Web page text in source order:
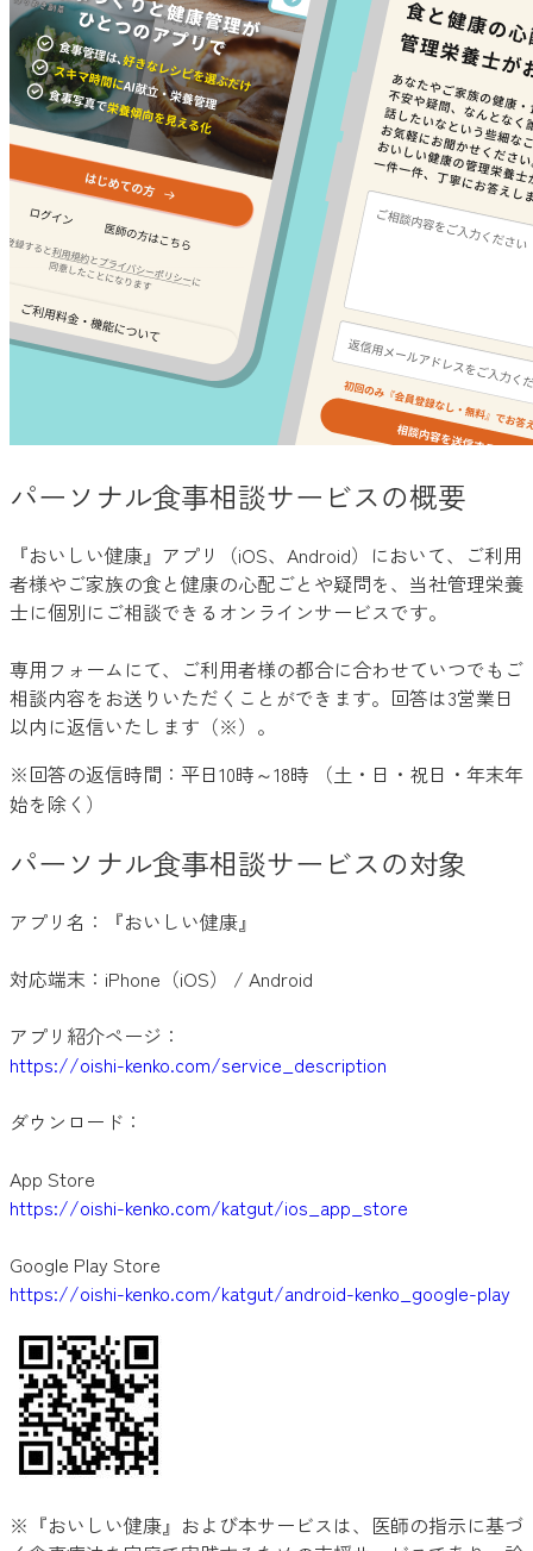
パーソナル食事相談サービスの概要
『おいしい健康』アプリ（iOS、Android）において、ご利用
者様やご家族の食と健康の心配ごとや疑問を、当社管理栄養
士に個別にご相談できるオンラインサービスです。
専用フォームにて、ご利用者様の都合に合わせていつでもご
相談内容をお送りいただくことができます。回答は3営業日
以内に返信いたします（※）。
※回答の返信時間：平日10時～18時 （土・日・祝日・年末年
始を除く）
パーソナル食事相談サービスの対象
アプリ名：『おいしい健康』
対応端末：iPhone（iOS） / Android
アプリ紹介ページ：
https://oishi-kenko.com/service_description
ダウンロード：
App Store
https://oishi-kenko.com/katgut/ios_app_store
Google Play Store
https://oishi-kenko.com/katgut/android-kenko_google-play
※『おいしい健康』および本サービスは、医師の指示に基づ